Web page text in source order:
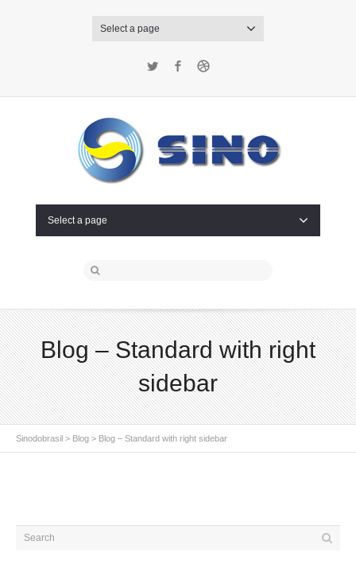
Select a page
Twitter Facebook
Select a page
Blog – Standard with right
sidebar
Sinodobrasil > Blog > Blog – Standard with right sidebar